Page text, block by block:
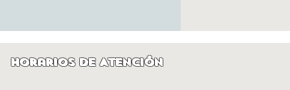
Horarios de Atención